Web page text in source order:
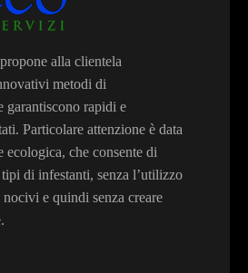
alla clientela
metodi di
garantiscono rapidi e
Particolare attenzione è data
ecologica, che consente di
di infestanti, senza l’utilizzo
e quindi senza creare